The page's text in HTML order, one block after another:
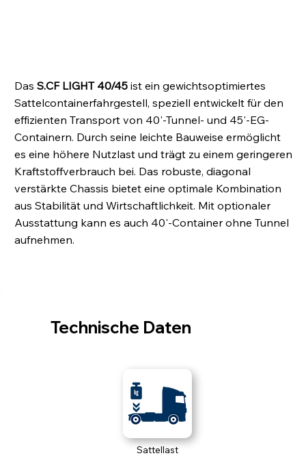
Das S.CF LIGHT 40/45ist ein gewichtsoptimiertes
Sattelcontainerfahrgestell, speziell entwickelt für den
effizienten Transport von 40'-Tunnel- und 45'-EG-
Containern. Durch seine leichte Bauweise ermöglicht
es eine höhere Nutzlast und trägt zu einem geringeren
Kraftstoffverbrauch bei. Das robuste, diagonal
verstärkte Chassis bietet eine optimale Kombination
aus Stabilität und Wirtschaftlichkeit. Mit optionaler
Ausstattung kann es auch 40'-Container ohne Tunnel
aufnehmen.
Technische Daten
Sattellast